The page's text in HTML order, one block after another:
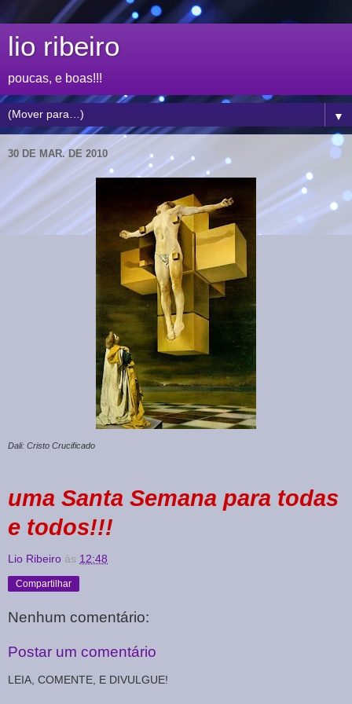
lio ribeiro
poucas, e boas!!!
▼
30 DE MAR. DE 2010
Dali: Cristo Crucificado
uma Santa Semana para todas
e todos!!!
Lio Ribeiro às 12:48
Compartilhar
Nenhum comentário:
Postar um comentário
LEIA, COMENTE, E DIVULGUE!